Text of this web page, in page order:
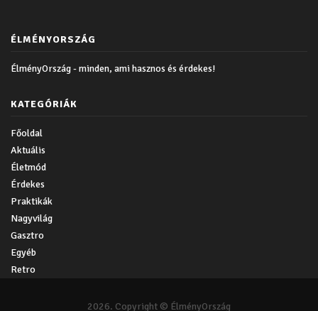
ÉLMÉNYORSZÁG
ÉlményOrszág - minden, ami hasznos és érdekes!
KATEGÓRIÁK
Főoldal
Aktuális
Életmód
Érdekes
Praktikák
Nagyvilág
Gasztro
Egyéb
Retro
2026. Copyright © ÉlményOrszág